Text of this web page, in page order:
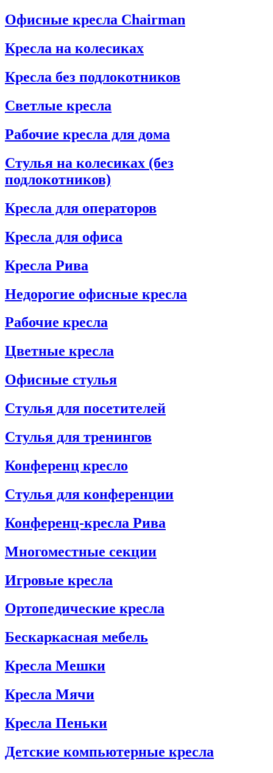
Офисные кресла Chairman
Кресла на колесиках
Кресла без подлокотников
Светлые кресла
Рабочие кресла для дома
Стулья на колесиках (без
подлокотников)
Кресла для операторов
Кресла для офиса
Кресла Рива
Недорогие офисные кресла
Рабочие кресла
Цветные кресла
Офисные стулья
Стулья для посетителей
Стулья для тренингов
Конференц кресло
Стулья для конференции
Конференц-кресла Рива
Многоместные секции
Игровые кресла
Ортопедические кресла
Бескаркасная мебель
Кресла Мешки
Кресла Мячи
Кресла Пеньки
Детские компьютерные кресла